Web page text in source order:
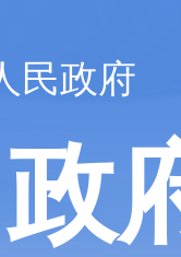
民政府
政